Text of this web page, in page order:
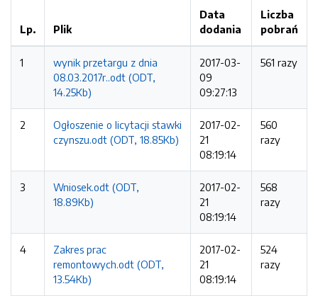
Lp. Plik
Data
dodania
Liczba
pobrań
1
wynik przetargu z dnia
08.03.2017r..odt (ODT,
14.25Kb)
2017-03-
09
09:27:13
561 razy
2
Ogłoszenie o licytacji stawki
czynszu.odt (ODT, 18.85Kb)
2017-02-
21
08:19:14
560
razy
3
Wniosek.odt (ODT,
18.89Kb)
2017-02-
21
08:19:14
568
razy
4
Zakres prac
remontowych.odt (ODT,
13.54Kb)
2017-02-
21
08:19:14
524
razy